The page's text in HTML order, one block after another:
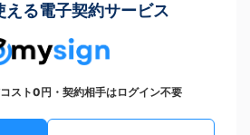
える電子契約サービス
スト0円・契約相手はログイン不要